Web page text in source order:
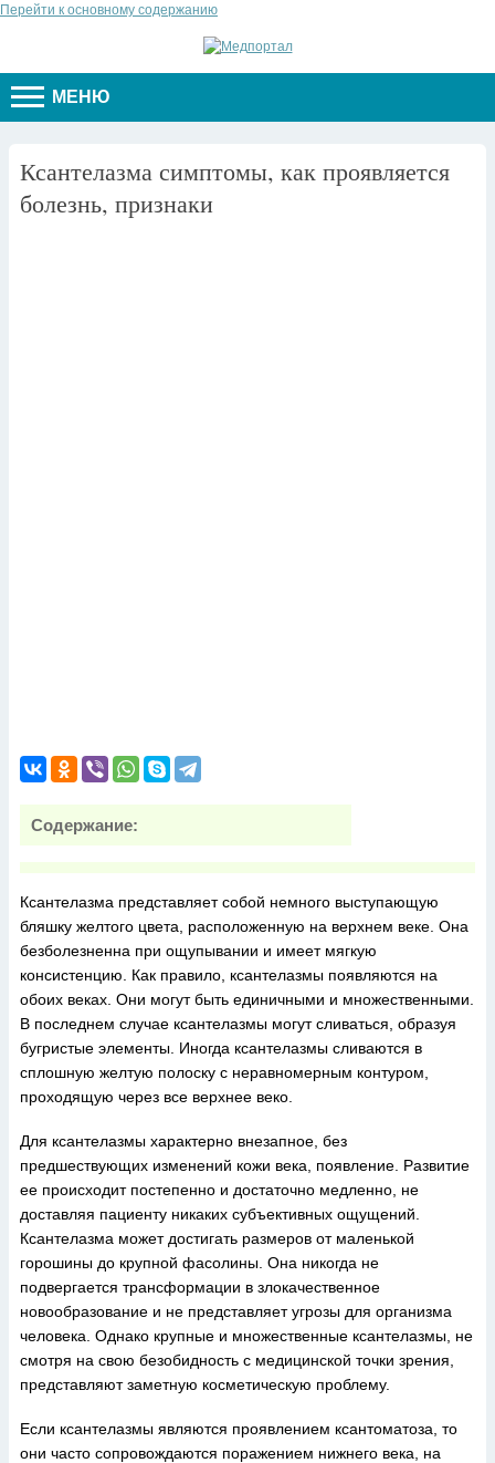
Перейти к основному содержанию
МЕНЮ
Ксантелазма симптомы, как проявляется
болезнь, признаки
Содержание:
Ксантелазма представляет собой немного выступающую
бляшку желтого цвета, расположенную на верхнем веке. Она
безболезненна при ощупывании и имеет мягкую
консистенцию. Как правило, ксантелазмы появляются на
обоих веках. Они могут быть единичными и множественными.
В последнем случае ксантелазмы могут сливаться, образуя
бугристые элементы. Иногда ксантелазмы сливаются в
сплошную желтую полоску с неравномерным контуром,
проходящую через все верхнее веко.
Для ксантелазмы характерно внезапное, без
предшествующих изменений кожи века, появление. Развитие
ее происходит постепенно и достаточно медленно, не
доставляя пациенту никаких субъективных ощущений.
Ксантелазма может достигать размеров от маленькой
горошины до крупной фасолины. Она никогда не
подвергается трансформации в злокачественное
новообразование и не представляет угрозы для организма
человека. Однако крупные и множественные ксантелазмы, не
смотря на свою безобидность с медицинской точки зрения,
представляют заметную косметическую проблему.
Если ксантелазмы являются проявлением ксантоматоза, то
они часто сопровождаются поражением нижнего века, на